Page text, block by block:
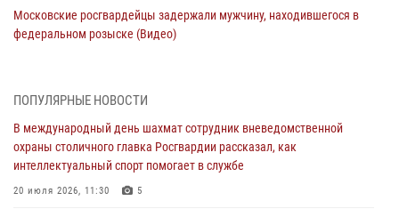
Московские росгвардейцы задержали мужчину, находившегося в
федеральном розыске (Видео)
В центре столицы росгвардейцы задержали мужчину, пытавшегося
07 августа 2026, 09:26
Столичное управление вневедомственной охраны Росгвардии
признано лучшим по итогам полугодия на всероссийском
ПОПУЛЯРНЫЕ НОВОСТИ
В международный день шахмат сотрудник вневедомственной
охраны столичного главка Росгвардии рассказал, как
интеллектуальный спорт помогает в службе
20 июля 2026, 11:30 5